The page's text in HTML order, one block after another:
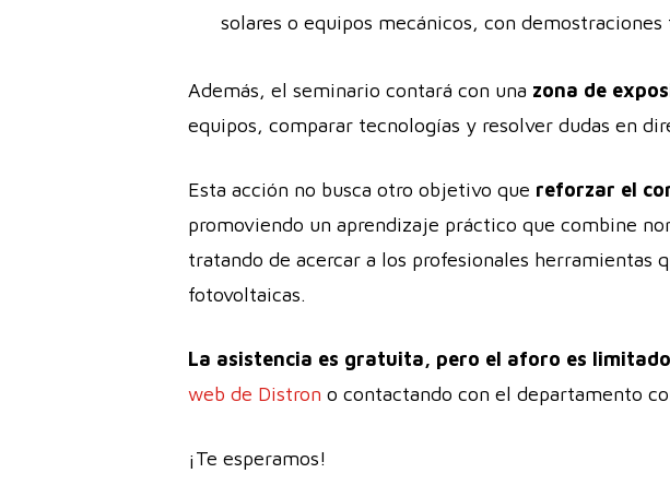
solares o equipos mecánicos, con
Además, el seminario contará con una zona de
equipos, comparar tecnologías y resolver dudas en
Esta acción no busca otro objetivo que reforzar el
promoviendo un aprendizaje práctico que combine
tratando de acercar a los profesionales
fotovoltaicas.
La asistencia es gratuita, pero el aforo es
web de Distron o contactando con el departamento
¡Te esperamos!